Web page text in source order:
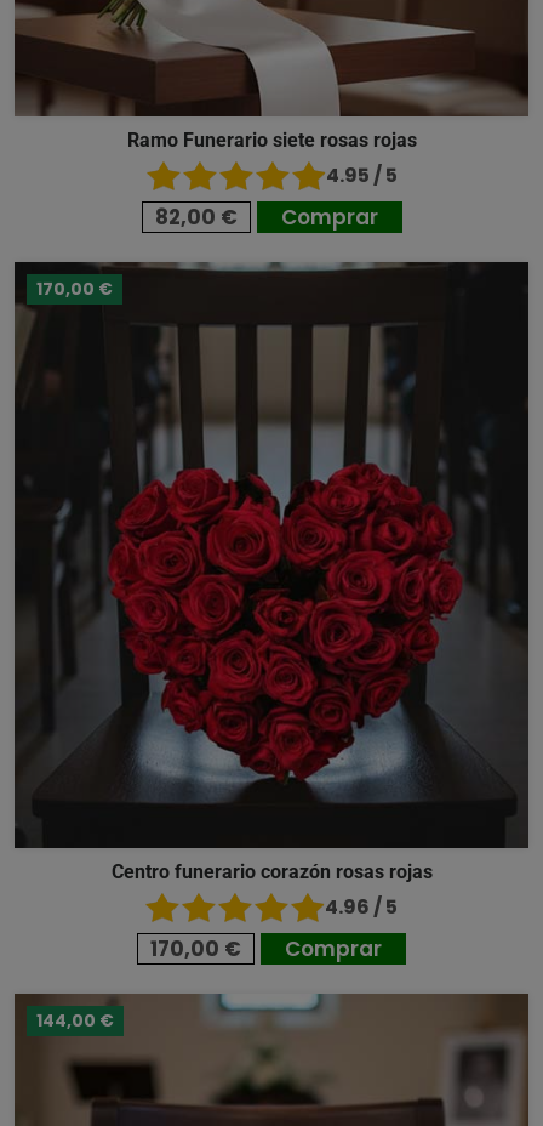
Ramo Funerario siete rosas rojas
4.95 / 5
82,00 € Comprar
170,00 €
Centro funerario corazón rosas rojas
4.96 / 5
170,00 € Comprar
144,00 €